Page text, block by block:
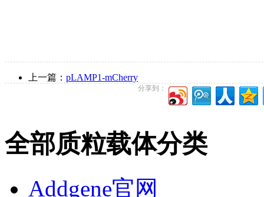
上一篇： pLAMP1-mCherry
分享到：
全部质粒载体分类
Addgene官网